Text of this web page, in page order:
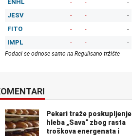
ENHL
- -
-
JESV
- -
-
FITO
- -
-
IMPL
- - -
Podaci se odnose samo na Regulisano tržište
Pekari traže poskupljenje
hleba „Sava“ zbog rasta
troškova energenata i